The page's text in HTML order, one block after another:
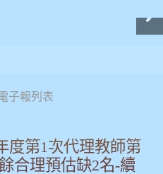
子報列表
度第1次代理教師第
合理預估缺2名-續